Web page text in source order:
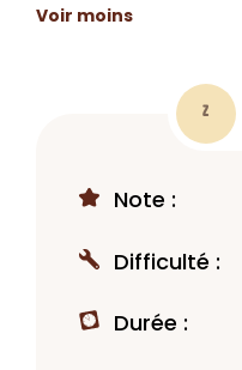
Voir moins
Z
Note :
Difficulté :
Durée :